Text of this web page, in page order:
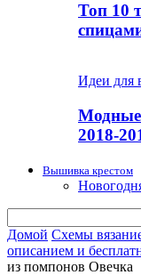
Топ 10
Идеи для
Модные
2018-
Вышивка крестом
Домой Схемы
описанием и
из помпонов Овечка